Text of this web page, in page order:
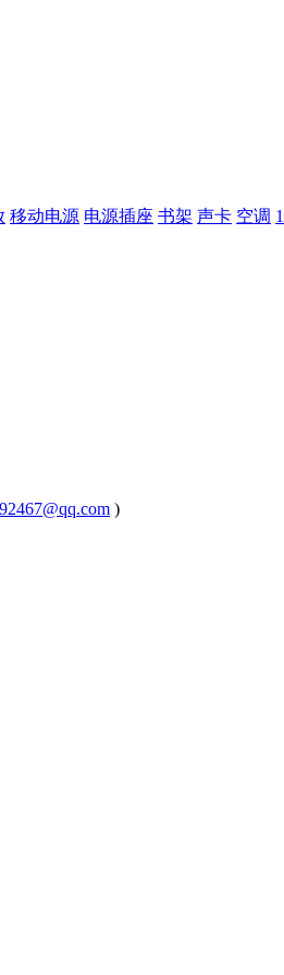
移动电源 电源插座 书架 声卡 空调
)